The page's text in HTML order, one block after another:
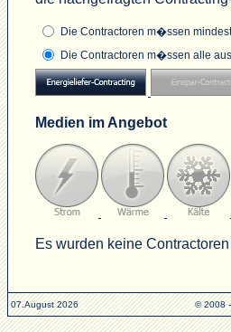
Die Contractoren m�ssen
Die Contractoren m�ssen alle
Medien im Angebot
Es wurden keine
07.August 2026 © 2008